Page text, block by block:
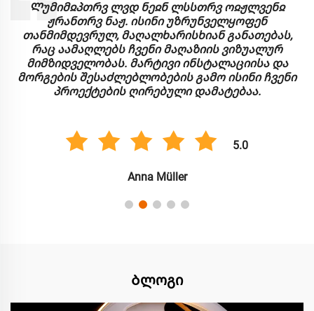
Ლუმიმჲპთრვ ლვდ ნეჲნ ლსსთრვ ოჲჟლვენჲ
ჟრანთრვ ნაჟ. ისინი უზრუნველყოფენ
თანმიმდევრულ, მაღალხარისხიან განათებას,
რაც აამაღლებს ჩვენი მაღაზიის ვიზუალურ
მიმზიდველობას. მარტივი ინსტალაციისა და
მორგების შესაძლებლობების გამო ისინი ჩვენი
პროექტების ღირებული დამატებაა.
5.0
Anna Müller
Ბლოგი